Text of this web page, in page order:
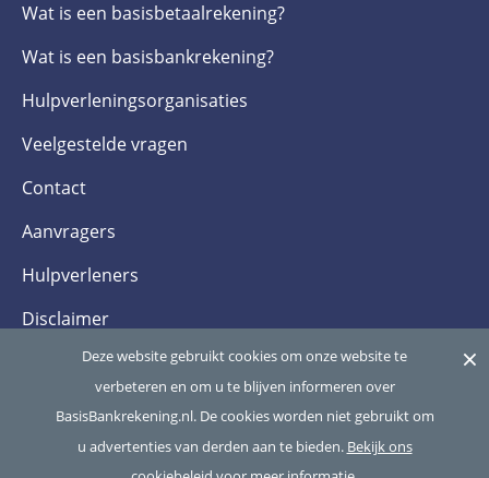
Wat is een basis­betaalrekening?
Wat is een basis­bankrekening?
Hulpverlenings­organisaties
Veelgestelde­ vragen
Contact
Aanvragers
Hulpverleners
Disclaimer
Privacy- en cookieverklaring
Copyright 2026Betaalvereniging Nederland, alle rechten voorbehouden
Deze website gebruikt cookies om onze website te
verbeteren en om u te blijven informeren over
BasisBankrekening.nl. De cookies worden niet gebruikt om
u advertenties van derden aan te bieden. Bekijk ons
×